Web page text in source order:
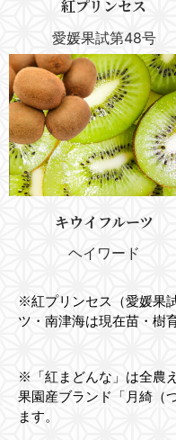
紅プリンセス
愛媛果試第48号
キウイフルーツ
ヘイワード
※紅プリンセス（愛媛果
ツ・南津海は現在苗・樹
※「紅まどんな」は全農
果園産ブランド「月綺（
ます。